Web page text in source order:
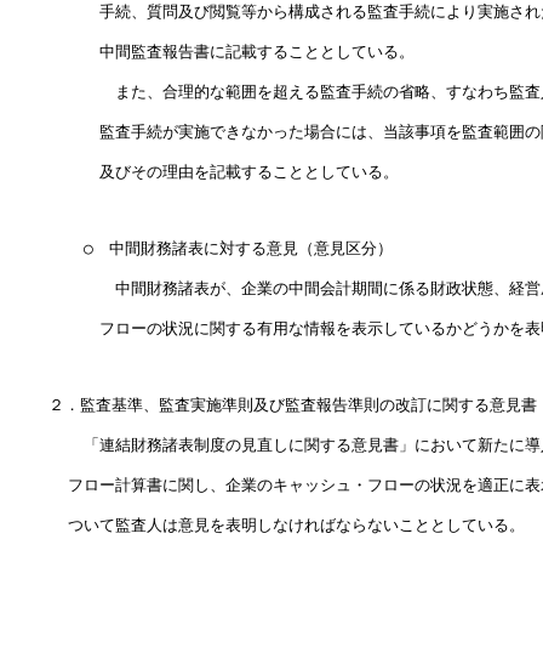
　　手続、質問及び閲覧等から構成される監査手続により実施さ
　　中間監査報告書に記載すること
　　　また、合理的な範囲を超える監査手続の省略、すなわち監
　　監査手続が実施できなかった場合には、当該事項を監査範囲
      　　及びその理由を記載することとしている。
      　○　中間財務諸表に対する意見（意見区分）
　　　中間財務諸表が、企業の中間会計期間に係る財政状態、経
　　フローの状況に関する有用な情報を表示しているかどうかを
２．監査基準、監査実施準則及び監査報告準則の改訂に関する
　「連結財務諸表制度の見直しに関する意見書」において新たに
フロー計算書に関し、企業のキャッシュ・フローの状況を適正に
      ついて監査人は意見を表明しなければならないこととしている。